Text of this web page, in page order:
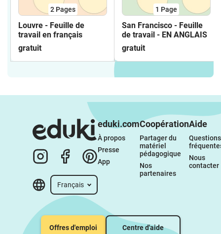
2 Pages
Louvre - Feuille de
travail en français
gratuit
1 Page
San Francisco - Feuille
de travail - EN ANGLAIS
gratuit
Français
eduki.com
À propos
Presse
App
Coopération
Partager du
matériel
pédagogique
Nos
partenaires
Aide
Questions
Nous
contacter
Offres d'emploi Centre d'aide